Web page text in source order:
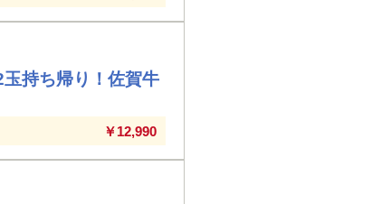
持ち帰り！佐賀牛
￥12,990